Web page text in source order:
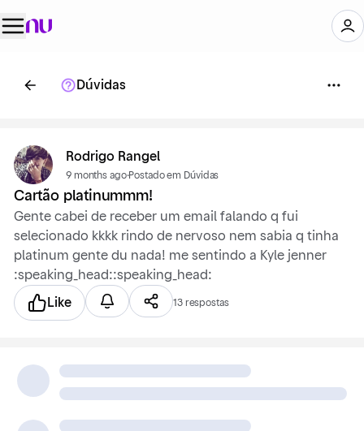
Dúvidas
Rodrigo Rangel
9 months ago·Postado em Dúvidas
Cartão platinummm!
Gente cabei de receber um email falando q fui
selecionado kkkk rindo de nervoso nem sabia q tinha
platinum gente du nada! me sentindo a Kyle jenner
:speaking_head::speaking_head:
Like 13 respostas